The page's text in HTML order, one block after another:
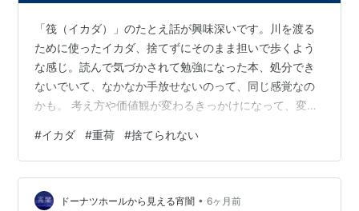
「筏（イカダ）」のたとえ話が興味深いです。川を渡る
ために使ったイカダ、捨てずにそのまま担いで歩くよう
な感じ。読んで気づかされて勉強になった本、処分でき
ないでいて、なかなか手放せないのって、同じ感覚なの
かも。 考え方や価値観が変わるきっかけになって、変化
に執着してしまうの。次の本の出会いの妨げになってる
のかも。読んだら出して、どんどん出して、身軽にした
方が、次のイカダに出会えるのかも。 この筏は、 私を安
らかにこちらの岸へ渡してくれた。 大変役に立った筏で
#イカダ #重荷 #捨てられない
ドーナツホールから見える宵闇 • 6ヶ月前